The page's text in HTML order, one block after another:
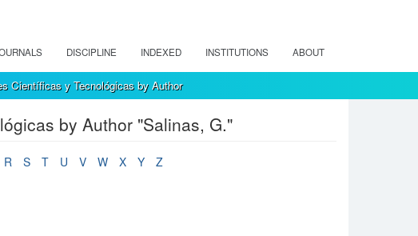
DISCIPLINE INDEXED INSTITUTIONS ABOUT
Científicas y Tecnológicas by Author
by Author "Salinas, G."
R S T U V W X Y
Z